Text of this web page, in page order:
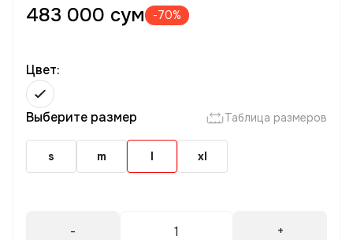
483 000 сум -70%
Цвет:
Выберите размер Таблица размеров
s m l xl
- +